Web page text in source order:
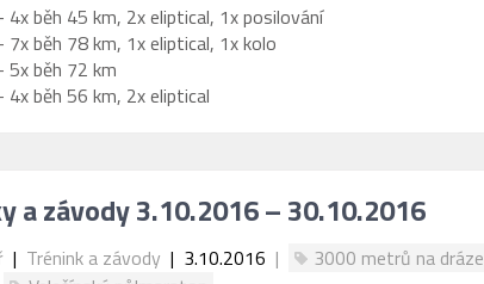
4x běh 45 km, 2x eliptical, 1x posilování
7x běh 78 km, 1x eliptical, 1x kolo
5x běh 72 km
4x běh 56 km, 2x eliptical
a závody 3.10.2016 – 30.10.2016
| Trénink a závody | 3.10.2016 | 3000 metrů na dráze